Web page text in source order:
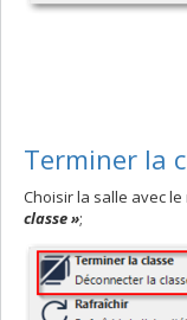
Terminer la
Choisir la salle avec
classe »;